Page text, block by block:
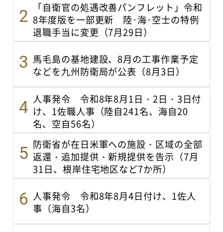
「自衛官の処遇改善パンフレット」令和
8年度版を一部更新 陸･海･空士の特例
退職手当に変更（7月29日）
馬毛島の基地建設、8月の工事作業予定
などを九州防衛局が公表（8月3日）
人事発令 令和8年8月1日・2日・3日付
け、1佐職人事（陸自241名、海自20
名、空自56名）
防衛省が在日米軍への施設・区域の全部
返還・追加提供・新規提供を告示（7月
31日、根岸住宅地区など7か所）
人事発令 令和8年8月4日付け、1佐人
事（海自3名）